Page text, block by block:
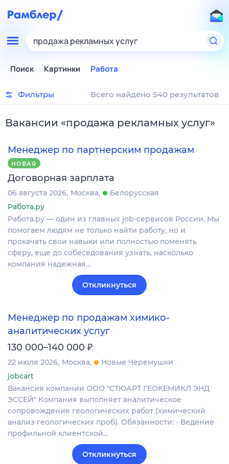
продажа рекламных услуг
Поиск Картинки Работа
Фильтры Всего найдено 540 результатов
Вакансии «продажа рекламных услуг»
Менеджер по партнерским продажам
НОВАЯ
Договорная зарплата
06 августа 2026 Москва
Белорусская
Работа.ру
Работа.ру — один из главных job-сервисов России. Мы
помогаем людям не только найти работу, но и
прокачать свои навыки или полностью поменять
сферу, еще до собеседования узнать, насколько
компания надежная…
Откликнуться
Менеджер по продажам химико-
аналитических услуг
130 000–140 000 ₽
22 июля 2026 Москва
Новые Черемушки
jobcart
Вакансия компании ООО "СТЮАРТ ГЕОКЕМИКЛ ЭНД
ЭССЕЙ" Компания выполняет аналитическое
сопровождение геологических работ (химический
анализ геологических проб). Обязанности: - Ведение
профильной клиентской…
Откликнуться